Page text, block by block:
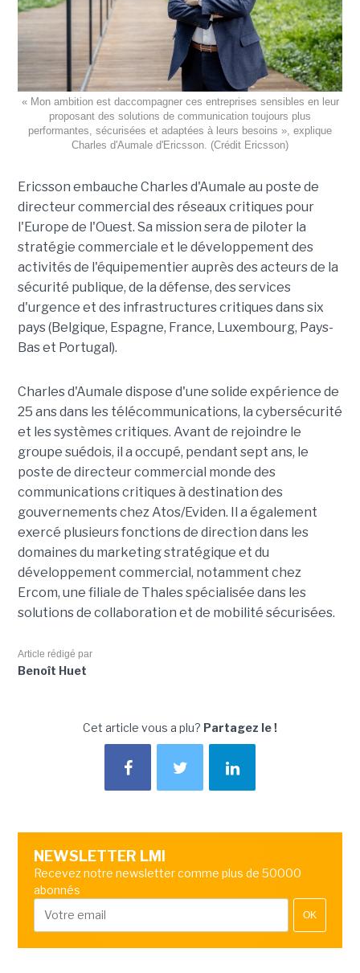
« Mon ambition est daccompagner ces entreprises sensibles en leur
proposant des solutions de communication toujours plus
performantes, sécurisées et adaptées à leurs besoins », explique
Charles d'Aumale d'Ericsson. (Crédit Ericsson)
Ericsson embauche Charles d'Aumale au poste de
directeur commercial des réseaux critiques pour
l'Europe de l'Ouest. Sa mission sera de piloter la
stratégie commerciale et le développement des
activités de l'équipementier auprès des acteurs de la
sécurité publique, de la défense, des services
d'urgence et des infrastructures critiques dans six
pays (Belgique, Espagne, France, Luxembourg, Pays-
Bas et Portugal).
Charles d'Aumale dispose d'une solide expérience de
25 ans dans les télécommunications, la cybersécurité
et les systèmes critiques. Avant de rejoindre le
groupe suédois, il a occupé, pendant sept ans, le
poste de directeur commercial monde des
communications critiques à destination des
gouvernements chez Atos/Eviden. Il a également
exercé plusieurs fonctions de direction dans les
domaines du marketing stratégique et du
développement commercial, notamment chez
Ercom, une filiale de Thales spécialisée dans les
solutions de collaboration et de mobilité sécurisées.
Article rédigé par
Benoît Huet
Cet article vous a plu? Partagez le !
NEWSLETTER LMI
Recevez notre newsletter comme plus de 50000
abonnés
OK